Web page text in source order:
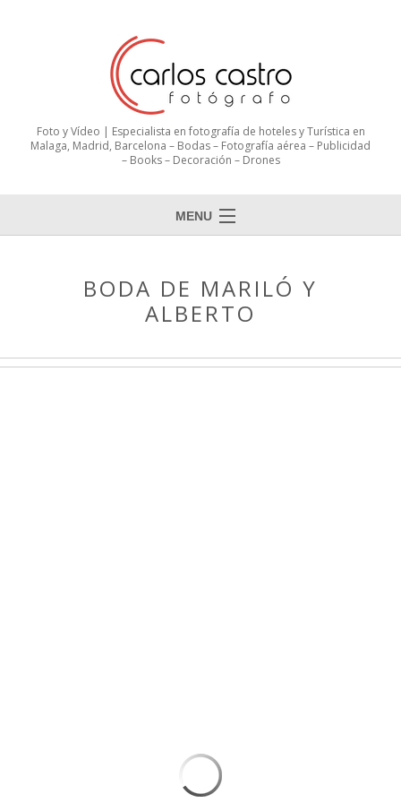
Foto y Vídeo | Especialista en fotografía de hoteles y Turística en
Malaga, Madrid, Barcelona – Bodas – Fotografía aérea – Publicidad
– Books – Decoración – Drones
MENU
BODA DE MARILÓ Y
ALBERTO